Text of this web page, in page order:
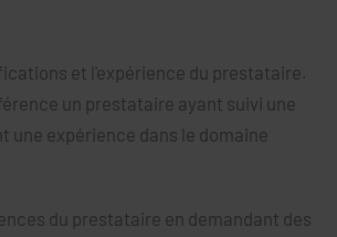
et l'expérience du prestataire.
un prestataire ayant suivi une
une expérience dans le domaine
du prestataire en demandant des